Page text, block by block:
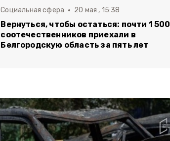
Социальная сфера 20 мая , 15:38
Вернуться, чтобы остаться: почти 1 500
соотечественников приехали в
Белгородскую область за пять лет